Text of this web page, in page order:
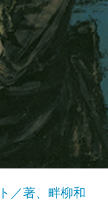
／著、畔柳和